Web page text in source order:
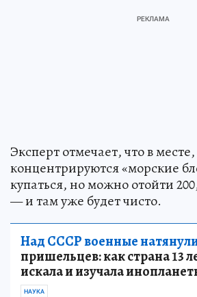
Эксперт отмечает, что в месте,
концентрируются «морские
купаться, но можно отойти
— и там уже будет чисто.
Над СССР военные
пришельцев: как страна 13
искала и изучала
НАУКА